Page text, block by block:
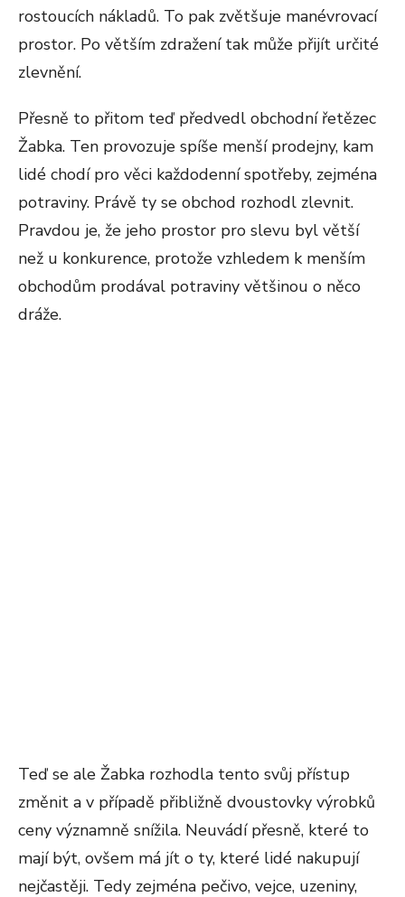
rostoucích nákladů. To pak zvětšuje manévrovací
prostor. Po větším zdražení tak může přijít určité
zlevnění.
Přesně to přitom teď předvedl obchodní řetězec
Žabka. Ten provozuje spíše menší prodejny, kam
lidé chodí pro věci každodenní spotřeby, zejména
potraviny. Právě ty se obchod rozhodl zlevnit.
Pravdou je, že jeho prostor pro slevu byl větší
než u konkurence, protože vzhledem k menším
obchodům prodával potraviny většinou o něco
dráže.
Teď se ale Žabka rozhodla tento svůj přístup
změnit a v případě přibližně dvoustovky výrobků
ceny významně snížila. Neuvádí přesně, které to
mají být, ovšem má jít o ty, které lidé nakupují
nejčastěji. Tedy zejména pečivo, vejce, uzeniny,